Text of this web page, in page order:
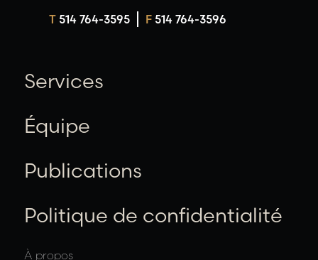
T514 764-3595 F514 764-3596
Services
Équipe
Publications
Politique de confidentialité
À propos